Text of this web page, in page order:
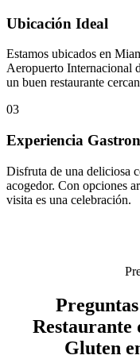
Ubicación Ideal
Estamos ubicados en
Aeropuerto Internacional
un buen restaurante
03
Experiencia
Disfruta de una deliciosa
acogedor. Con opciones
visita es una celebración.
Restaurante
Gluten